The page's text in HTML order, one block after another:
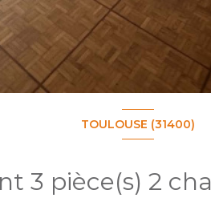
TOULOUSE (31400)